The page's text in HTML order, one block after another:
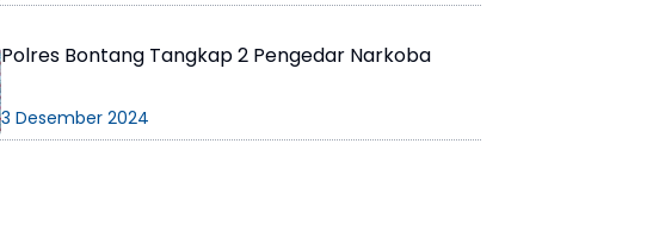
Polres Bontang Tangkap 2 Pengedar Narkoba
3 Desember 2024